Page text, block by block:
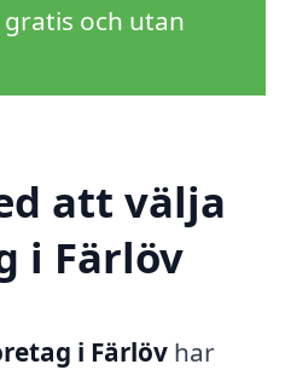
och utan
att välja
i Färlöv
i Färlöv har